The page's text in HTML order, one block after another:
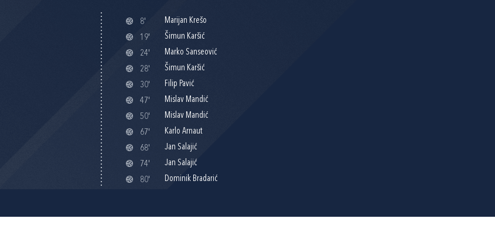
8'
Marijan Krešo
19'
Šimun Karšić
24'
Marko Sanseović
28'
Šimun Karšić
30'
Filip Pavić
47'
Mislav Mandić
50'
Mislav Mandić
67'
Karlo Arnaut
68'
Jan Salajić
74'
Jan Salajić
80'
Dominik Bradarić